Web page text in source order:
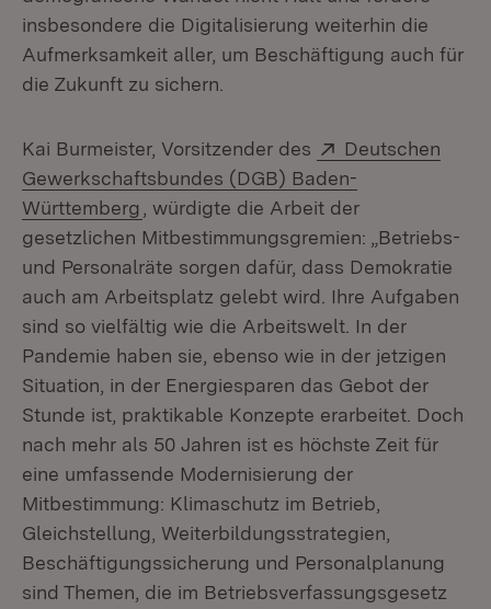
insbesondere die Digitalisierung weiterhin die
Aufmerksamkeit aller, um Beschäftigung auch für
die Zukunft zu sichern.
Kai Burmeister, Vorsitzender des Extern:
Deutschen
Gewerkschaftsbundes (DGB) Baden-
Württemberg (Öffnet in neuem Fenster)
, würdigte die Arbeit der
gesetzlichen Mitbestimmungsgremien: „Betriebs-
und Personalräte sorgen dafür, dass Demokratie
auch am Arbeitsplatz gelebt wird. Ihre Aufgaben
sind so vielfältig wie die Arbeitswelt. In der
Pandemie haben sie, ebenso wie in der jetzigen
Situation, in der Energiesparen das Gebot der
Stunde ist, praktikable Konzepte erarbeitet. Doch
nach mehr als 50 Jahren ist es höchste Zeit für
eine umfassende Modernisierung der
Mitbestimmung: Klimaschutz im Betrieb,
Gleichstellung, Weiterbildungsstrategien,
Beschäftigungssicherung und Personalplanung
sind Themen, die im Betriebsverfassungsgesetz